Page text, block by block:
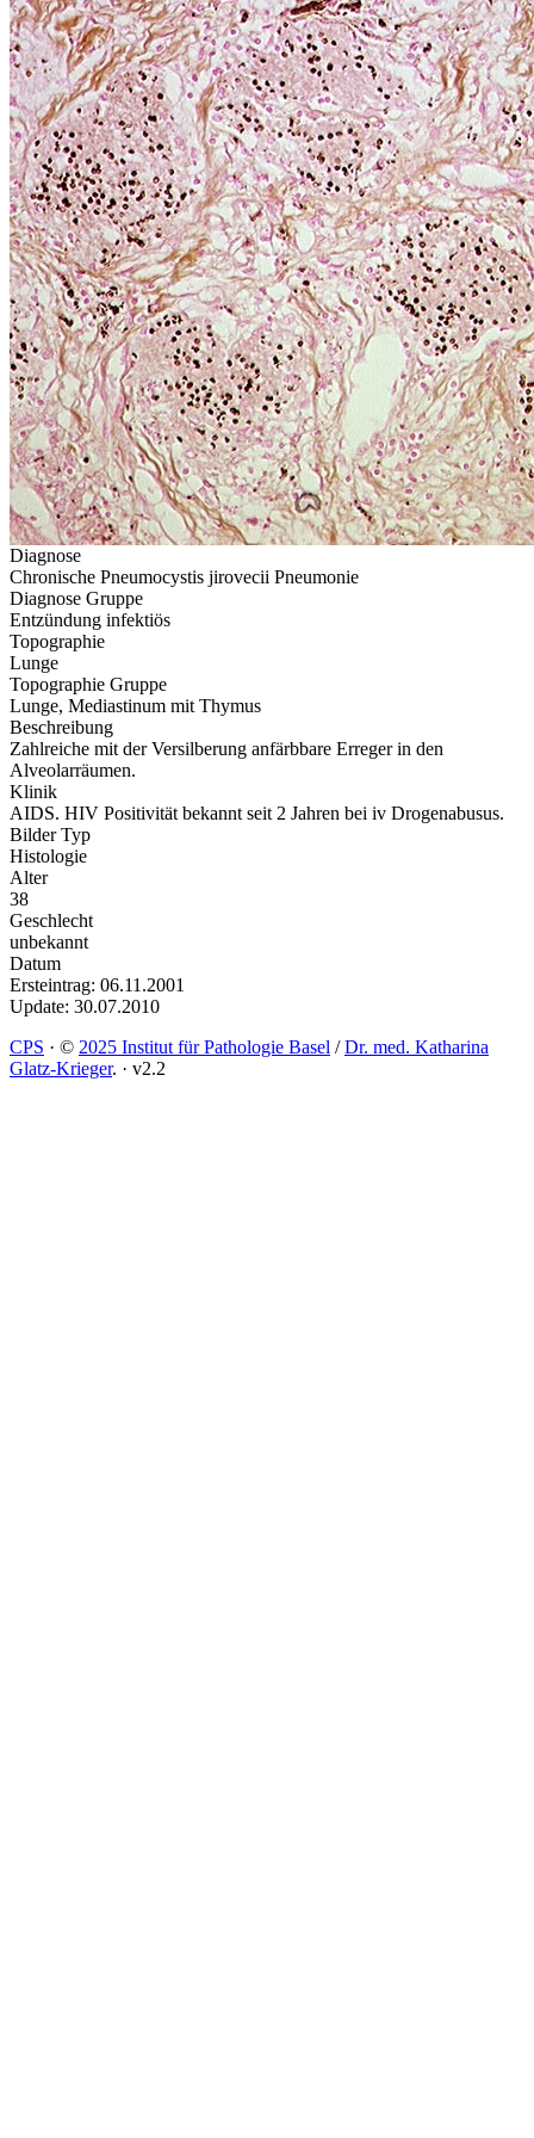
Diagnose
Chronische Pneumocystis jirovecii Pneumonie
Diagnose Gruppe
Entzündung infektiös
Topographie
Lunge
Topographie Gruppe
Lunge, Mediastinum mit Thymus
Beschreibung
Zahlreiche mit der Versilberung anfärbbare Erreger in den
Alveolarräumen.
Klinik
AIDS. HIV Positivität bekannt seit 2 Jahren bei iv Drogenabusus.
Bilder Typ
Histologie
Alter
38
Geschlecht
unbekannt
Datum
Ersteintrag: 06.11.2001
Update: 30.07.2010
CPS · © 2025 Institut für Pathologie Basel /Dr. med. Katharina
Glatz-Krieger. · v2.2